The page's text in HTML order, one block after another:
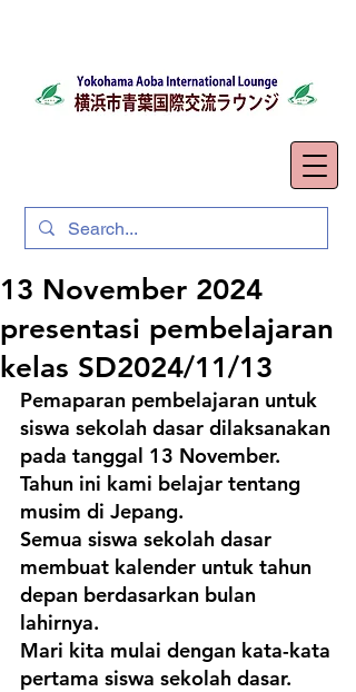
13 November 2024
presentasi pembelajaran
kelas SD2024/11/13
Pemaparan pembelajaran untuk
siswa sekolah dasar dilaksanakan
pada tanggal 13 November.
Tahun ini kami belajar tentang
musim di Jepang.
Semua siswa sekolah dasar
membuat kalender untuk tahun
depan berdasarkan bulan
lahirnya.
Mari kita mulai dengan kata-kata
pertama siswa sekolah dasar.